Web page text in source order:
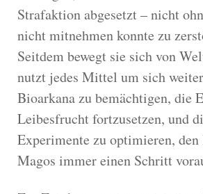
Strafaktion abgesetzt – nicht
nicht mitnehmen konnte zu
Seitdem bewegt sie sich von
nutzt jedes Mittel um sich
Bioarkana zu bemächtigen, die
Leibesfrucht fortzusetzen, und
Experimente zu optimieren, den
Magos immer einen Schritt